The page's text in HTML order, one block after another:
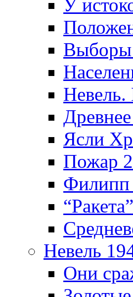
У
Выборы
Невель.
Ясли
Пожар
Филипп
Невель
Они